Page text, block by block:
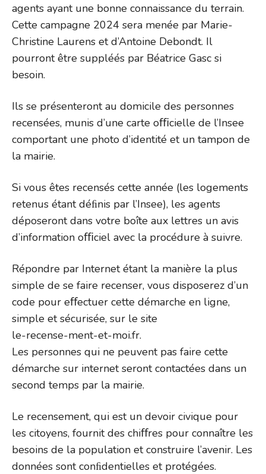
agents ayant une bonne connaissance du terrain.
Cette campagne 2024 sera menée par Marie-
Christine Laurens et d’Antoine Debondt. Il
pourront être suppléés par Béatrice Gasc si
besoin.
Ils se présenteront au domicile des personnes
recensées, munis d’une carte oﬃcielle de l’Insee
comportant une photo d’identité et un tampon de
la mairie.
Si vous êtes recensés cette année (les logements
retenus étant déﬁnis par l’Insee), les agents
déposeront dans votre boîte aux lettres un avis
d’information oﬃciel avec la procédure à suivre.
Répondre par Internet étant la manière la plus
simple de se faire recenser, vous disposerez d’un
code pour eﬀectuer cette démarche en ligne,
simple et sécurisée, sur le site
le-recense-ment-et-moi.fr.
Les personnes qui ne peuvent pas faire cette
démarche sur internet seront contactées dans un
second temps par la mairie.
Le recensement, qui est un devoir civique pour
les citoyens, fournit des chiﬀres pour connaître les
besoins de la population et construire l’avenir. Les
données sont conﬁdentielles et protégées.